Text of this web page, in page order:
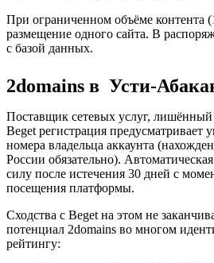
При ограниченном объёме контента
размещение одного сайта. В
с базой данных.
2domains в Усти-
Поставщик сетевых услуг,
Beget регистрация предусматривает
номера владельца аккаунта
России обязательно).
силу после истечения 30 дней с
посещения платформы.
Сходства с Beget на этом не
потенциал 2domains во многом
рейтингу: